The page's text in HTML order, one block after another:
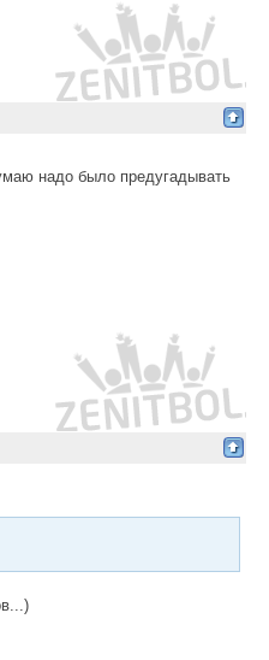
надо было предугадывать